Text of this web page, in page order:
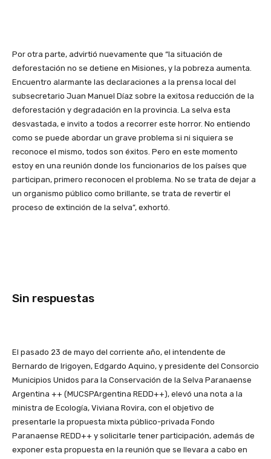
Por otra parte, advirtió nuevamente que “la situación de
deforestación no se detiene en Misiones, y la pobreza aumenta.
Encuentro alarmante las declaraciones a la prensa local del
subsecretario Juan Manuel Díaz sobre la exitosa reducción de la
deforestación y degradación en la provincia. La selva esta
desvastada, e invito a todos a recorrer este horror. No entiendo
como se puede abordar un grave problema si ni siquiera se
reconoce el mismo, todos son éxitos. Pero en este momento
estoy en una reunión donde los funcionarios de los países que
participan, primero reconocen el problema. No se trata de dejar a
un organismo público como brillante, se trata de revertir el
proceso de extinción de la selva”, exhortó.
Sin respuestas
El pasado 23 de mayo del corriente año, el intendente de
Bernardo de Irigoyen, Edgardo Aquino, y presidente del Consorcio
Municipios Unidos para la Conservación de la Selva Paranaense
Argentina ++ (MUCSPArgentina REDD++), elevó una nota a la
ministra de Ecología, Viviana Rovira, con el objetivo de
presentarle la propuesta mixta público-privada Fondo
Paranaense REDD++ y solicitarle tener participación, además de
exponer esta propuesta en la reunión que se llevara a cabo en